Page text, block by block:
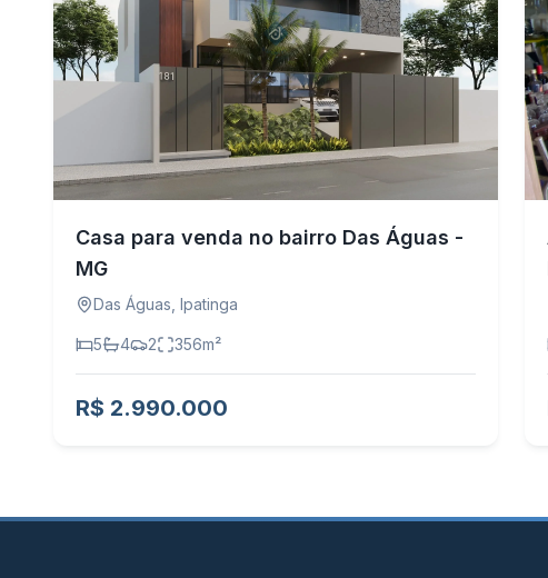
Casa para venda no bairro Das Águas -
MG
Das Águas Ipatinga
5 4 2 356m²
R$ 2.990.000